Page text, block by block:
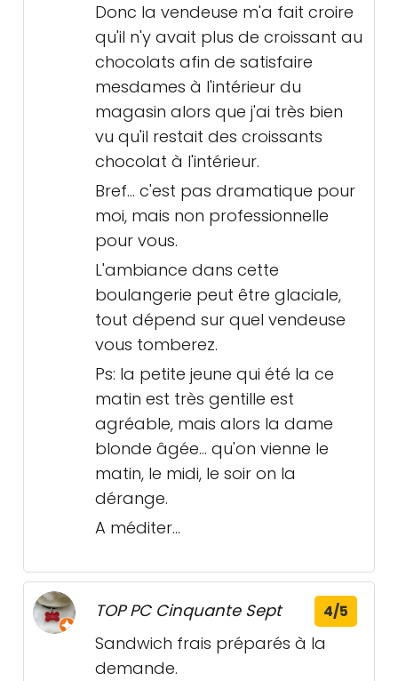
Donc la vendeuse m'a fait croire
qu'il n'y avait plus de croissant au
chocolats afin de satisfaire
mesdames à l'intérieur du
magasin alors que j'ai très bien
vu qu'il restait des croissants
chocolat à l'intérieur.
Bref... c'est pas dramatique pour
moi, mais non professionnelle
pour vous.
L'ambiance dans cette
boulangerie peut être glaciale,
tout dépend sur quel vendeuse
vous tomberez.
Ps: la petite jeune qui été la ce
matin est très gentille est
agréable, mais alors la dame
blonde âgée... qu'on vienne le
matin, le midi, le soir on la
dérange.
A méditer...
TOP PC Cinquante Sept 4/5
Sandwich frais préparés à la
demande.